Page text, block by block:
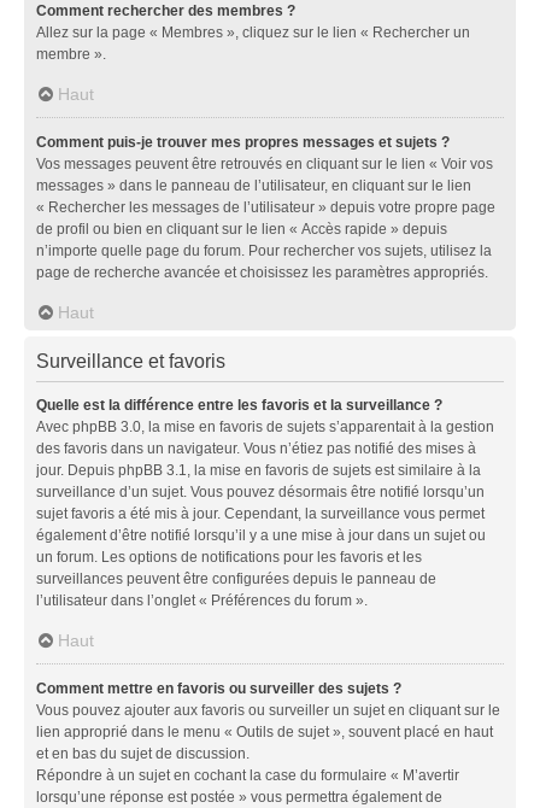
Comment rechercher des membres ?
Allez sur la page « Membres », cliquez sur le lien « Rechercher un
membre ».
Haut
Comment puis-je trouver mes propres messages et sujets ?
Vos messages peuvent être retrouvés en cliquant sur le lien « Voir vos
messages » dans le panneau de l’utilisateur, en cliquant sur le lien
« Rechercher les messages de l’utilisateur » depuis votre propre page
de profil ou bien en cliquant sur le lien « Accès rapide » depuis
n’importe quelle page du forum. Pour rechercher vos sujets, utilisez la
page de recherche avancée et choisissez les paramètres appropriés.
Haut
Surveillance et favoris
Quelle est la différence entre les favoris et la surveillance ?
Avec phpBB 3.0, la mise en favoris de sujets s’apparentait à la gestion
des favoris dans un navigateur. Vous n’étiez pas notifié des mises à
jour. Depuis phpBB 3.1, la mise en favoris de sujets est similaire à la
surveillance d’un sujet. Vous pouvez désormais être notifié lorsqu’un
sujet favoris a été mis à jour. Cependant, la surveillance vous permet
également d’être notifié lorsqu’il y a une mise à jour dans un sujet ou
un forum. Les options de notifications pour les favoris et les
surveillances peuvent être configurées depuis le panneau de
l’utilisateur dans l’onglet « Préférences du forum ».
Haut
Comment mettre en favoris ou surveiller des sujets ?
Vous pouvez ajouter aux favoris ou surveiller un sujet en cliquant sur le
lien approprié dans le menu « Outils de sujet », souvent placé en haut
et en bas du sujet de discussion.
Répondre à un sujet en cochant la case du formulaire « M’avertir
lorsqu’une réponse est postée » vous permettra également de